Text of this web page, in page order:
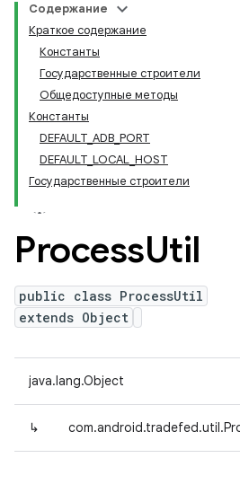
Содержание
Краткое содержание
Константы
Государственные строители
Общедоступные методы
Константы
DEFAULT_ADB_PORT
DEFAULT_LOCAL_HOST
Государственные строители
ProcessUtil
public class ProcessUtil
extends Object
java.lang.Object
↳